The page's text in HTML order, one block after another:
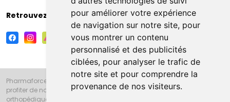
pour améliorer votre expérience
de navigation sur notre site, pour
vous montrer un contenu
personnalisé et des publicités
ciblées, pour analyser le trafic de
notre site et pour comprendre la
provenance de nos visiteurs.
Retrouvez-nous sur vos réseaux sociaux
Pharmaforce.fr et la Grande Pharmacie d’Amiens vous souhaitent de
profiter de notre accueil, de nos conseils pharmaceutiques,
orthopédiques, homéopathiques, parapharmaceutiques, beauté et